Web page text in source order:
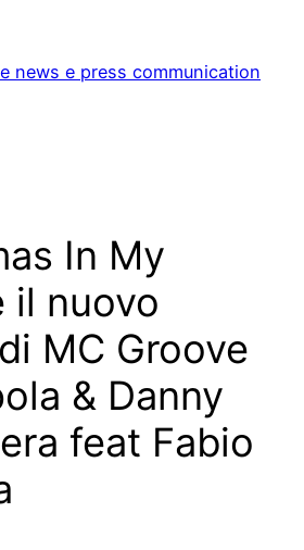
news e press communication
In My
il nuovo
MC Groove
& Danny
feat Fabio